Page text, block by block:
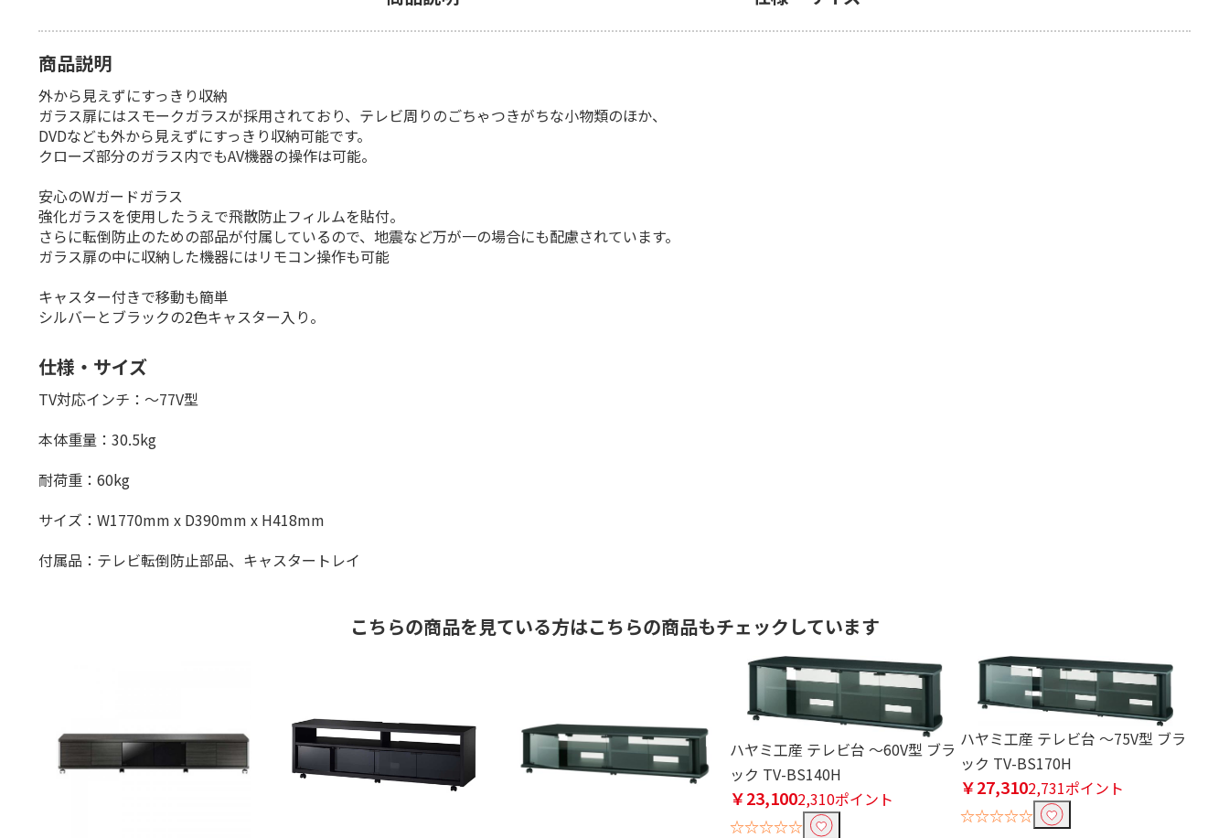
商品説明
外から見えずにすっきり収納
ガラス扉にはスモークガラスが採用されており、テレビ周りのごちゃつきがちな小物類のほか、
DVDなども外から見えずにすっきり収納可能です。
クローズ部分のガラス内でもAV機器の操作は可能。
安心のWガードガラス
強化ガラスを使用したうえで飛散防止フィルムを貼付。
さらに転倒防止のための部品が付属しているので、地震など万が一の場合にも配慮されています。
ガラス扉の中に収納した機器にはリモコン操作も可能
キャスター付きで移動も簡単
シルバーとブラックの2色キャスター入り。
仕様・サイズ
TV対応インチ：〜77V型
本体重量：30.5kg
耐荷重：60kg
サイズ：W1770mm x D390mm x H418mm
付属品：テレビ転倒防止部品、キャスタートレイ
こちらの商品を見ている方はこちらの商品もチェックしています
ハヤミ工産 テレビ台 ～60V型 ブラ
ック TV-BS140H
￥23,1002,310ポイント
☆☆☆☆☆
ハヤミ工産 テレビ台 ～75V型 ブラ
ック TV-BS170H
￥27,3102,731ポイント
☆☆☆☆☆